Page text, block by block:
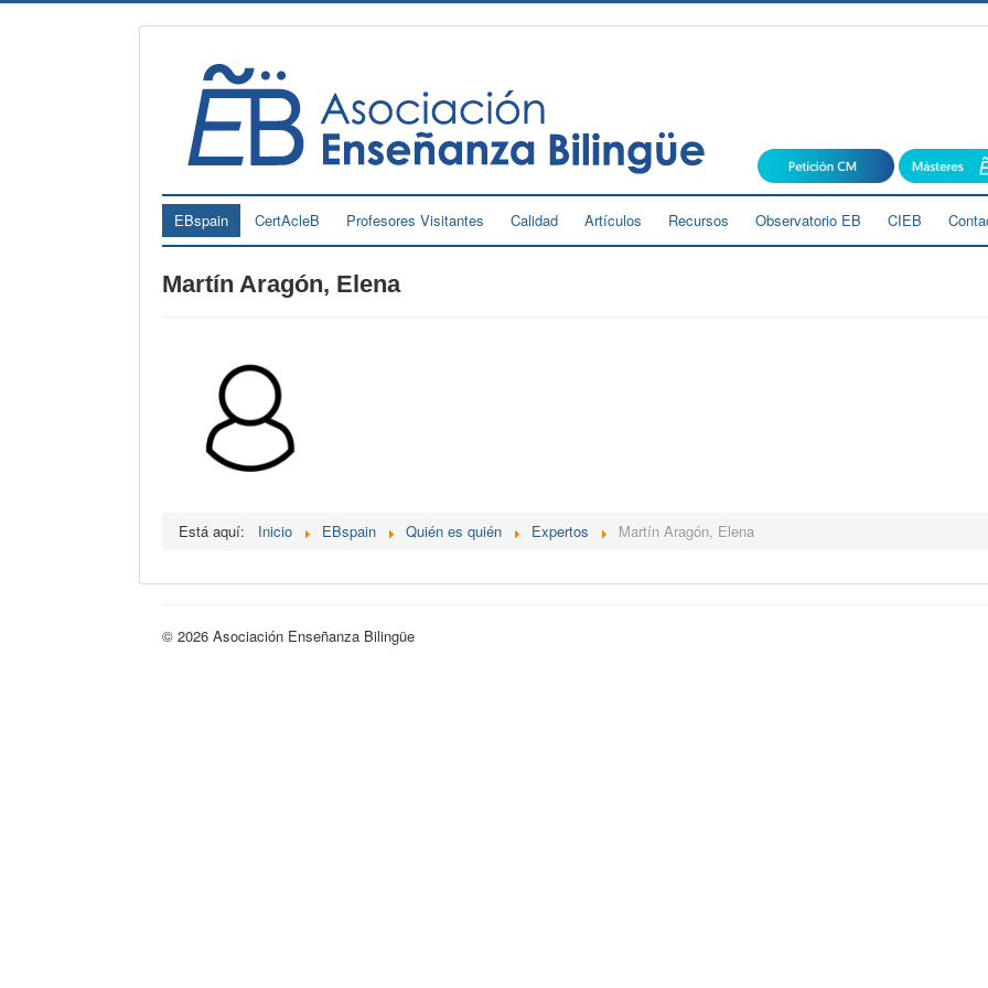
EBspain CertAcleB Profesores Visitantes Calidad Artículos Recursos Observatorio EB CIEB
Martín Aragón, Elena
Está aquí: Inicio EBspain Quién es quién Expertos Martín Aragón, Elena
© 2026 Asociación Enseñanza Bilingüe